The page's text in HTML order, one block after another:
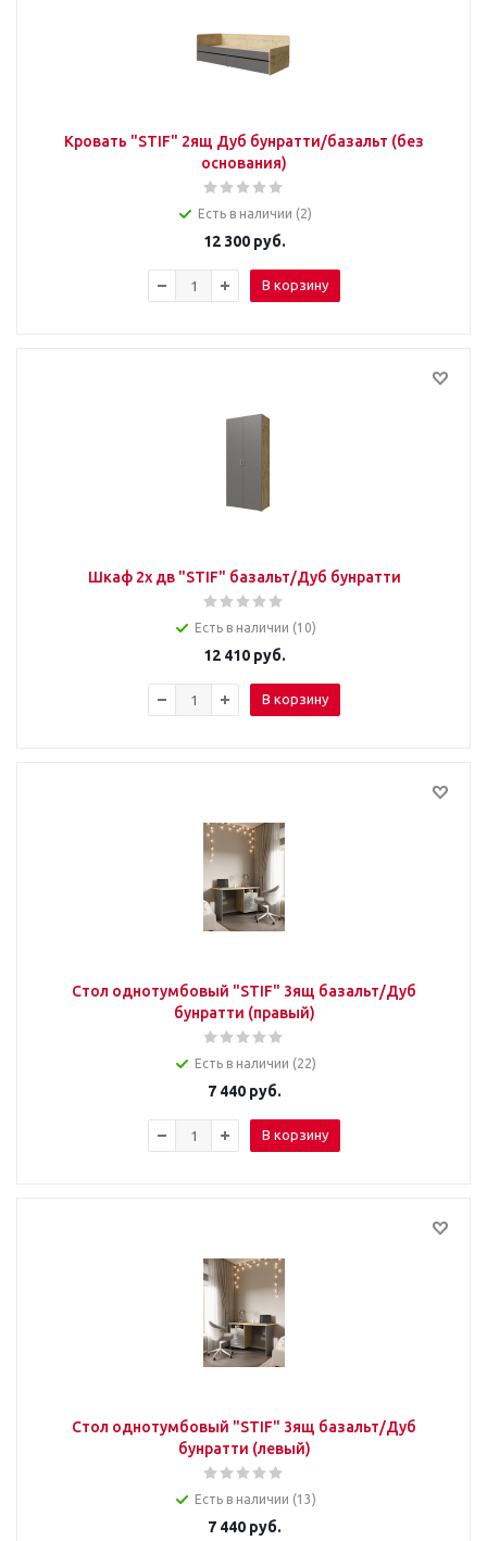
Кровать "STIF" 2ящ Дуб бунратти/базальт (без
основания)
Есть в наличии (2)
12 300руб.
В корзину
Шкаф 2х дв "STIF" базальт/Дуб бунратти
Есть в наличии (10)
12 410руб.
В корзину
Стол однотумбовый "STIF" 3ящ базальт/Дуб
бунратти (правый)
Есть в наличии (22)
7 440руб.
В корзину
Стол однотумбовый "STIF" 3ящ базальт/Дуб
бунратти (левый)
Есть в наличии (13)
7 440руб.